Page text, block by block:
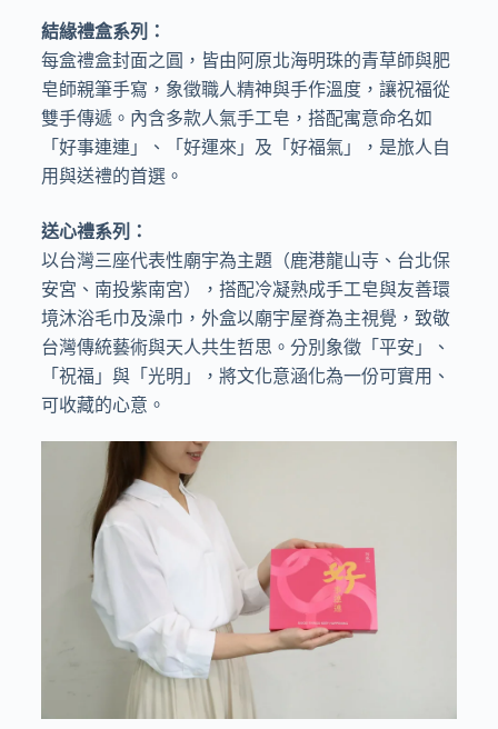
結緣禮盒系列：
每盒禮盒封面之圓，皆由阿原北海明珠的青草師與肥
皂師親筆手寫，象徵職人精神與手作溫度，讓祝福從
雙手傳遞。內含多款人氣手工皂，搭配寓意命名如
「好事連連」、「好運來」及「好福氣」，是旅人自
用與送禮的首選。
送心禮系列：
以台灣三座代表性廟宇為主題（鹿港龍山寺、台北保
安宮、南投紫南宮），搭配冷凝熟成手工皂與友善環
境沐浴毛巾及澡巾，外盒以廟宇屋脊為主視覺，致敬
台灣傳統藝術與天人共生哲思。分別象徵「平安」、
「祝福」與「光明」，將文化意涵化為一份可實用、
可收藏的心意。